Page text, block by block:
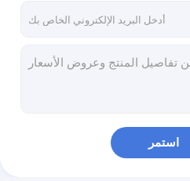
دائرة تروس
رف حالة الرحلة
استمر